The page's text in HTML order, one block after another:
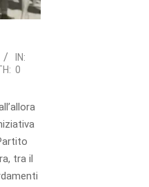
IN:
0
tra il